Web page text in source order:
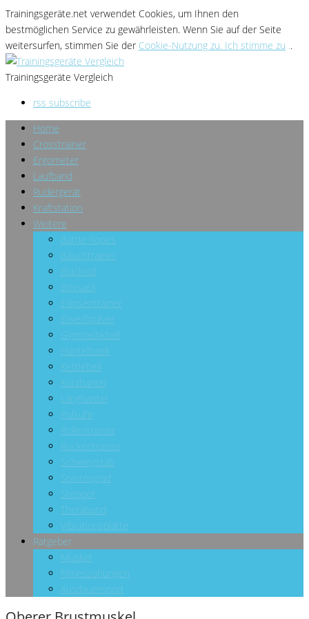
Trainingsgeräte.net verwendet Cookies, um Ihnen den
bestmöglichen Service zu gewährleisten. Wenn Sie auf der Seite
weitersurfen, stimmen Sie der Cookie-Nutzung zu. Ich stimme zu ..
Trainingsgeräte Vergleich
rss subscribe
Home
Crosstrainer
Ergometer
Laufband
Rudergerät
Kraftstation
Weitere
Battle Ropes
Bauchtrainer
Blackroll
Boxsack
Ellipsentrainer
Eiweißpulver
Gymnastikball
Hantelbank
Kettlebell
Kurzhantel
Langhantel
Pulsuhr
Rollentrainer
Rückentrainer
Schwingstab
Spinningrad
Stepper
Theraband
Vibrationsplatte
Ratgeber
Muskel
Fitnessübungen
Ausdauersport